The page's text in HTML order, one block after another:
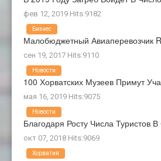
фев 12, 2019 Hits:9182
Малобюджетный Авиаперевозчик
сен 19, 2017 Hits:9110
Бизнес
100 Хорватских Музеев Примут
мая 16, 2019 Hits:9075
Новости
Благодаря Росту Числа Туристов
окт 07, 2018 Hits:9069
Новости
Хорватия